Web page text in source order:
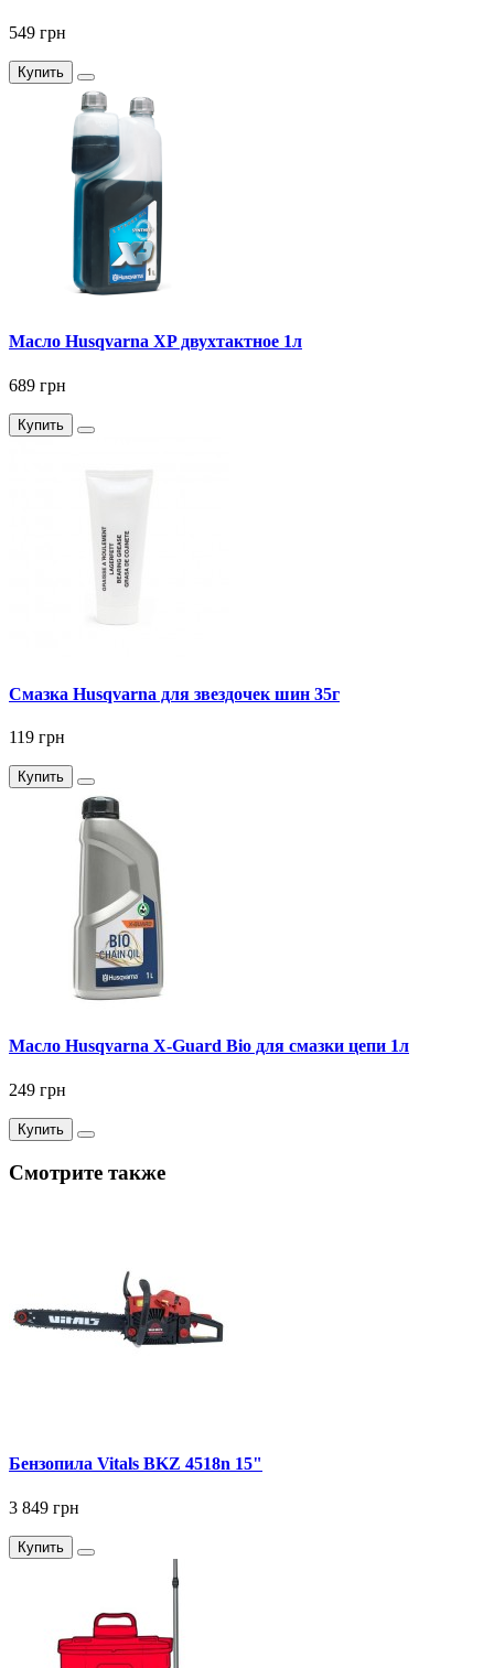
549 грн
Купить
Масло Husqvarna XP двухтактное 1л
689 грн
Купить
Смазка Husqvarna для звездочек шин 35г
119 грн
Купить
Масло Husqvarna X-Guard Bio для смазки цепи 1л
249 грн
Купить
Смотрите также
Бензопила Vitals BKZ 4518n 15"
3 849 грн
Купить